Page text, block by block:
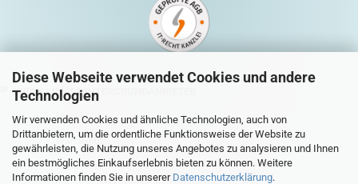
Diese Webseite verwendet Cookies und andere
Technologien
Wir verwenden Cookies und ähnliche Technologien, auch von
Drittanbietern, um die ordentliche Funktionsweise der Website zu
gewährleisten, die Nutzung unseres Angebotes zu analysieren und Ihnen
ein bestmögliches Einkaufserlebnis bieten zu können. Weitere
Informationen finden Sie in unserer Datenschutzerklärung.
QUICK-LINKS HINTERGRUNDANBIETER
Mein Konto
Warenkorb
Zur Kasse